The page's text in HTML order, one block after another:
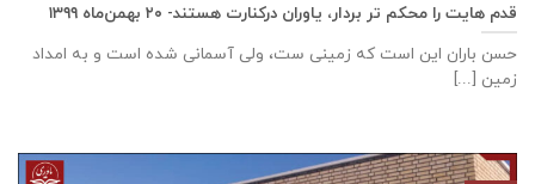
قدم هایت را محکم تر بردار، یاوران درکنارت هستند- ۲۰ بهمن‌ماه ۱۳۹۹
حسن باران این است که زمینی ست، ولی آسمانی شده است و به امداد
زمین [...]